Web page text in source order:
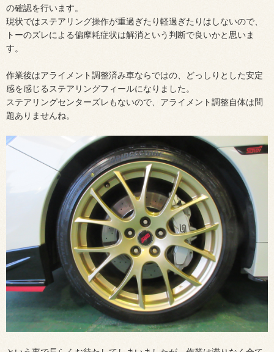
の確認を行います。
現状ではステアリング操作が重過ぎたり軽過ぎたりはしないので、
トーのズレによる偏摩耗症状は解消という判断で良いかと思いま
す。
作業後はアライメント調整済み車ならではの、どっしりとした安定
感を感じるステアリングフィールになりました。
ステアリングセンターズレもないので、アライメント調整自体は問
題ありませんね。